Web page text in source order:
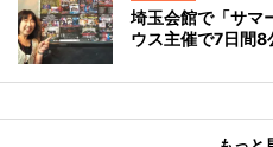
埼玉会館で「サ
ウス主催で7日間8